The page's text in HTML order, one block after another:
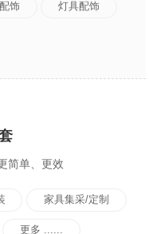
饰 灯具配饰
简单、更效
家具集采/定制
更多 ......